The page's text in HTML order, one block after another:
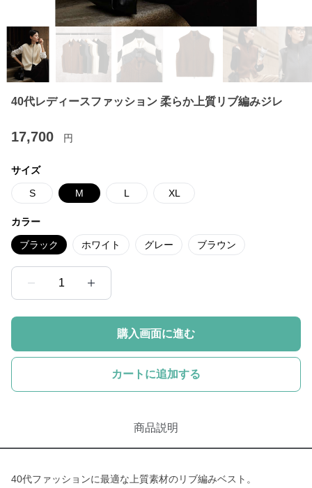
40代レディースファッション 柔らか上質リブ編みジレ
17,700 円
サイズ
S M L XL
カラー
ブラック ホワイト グレー ブラウン
1
購入画面に進む
カートに追加する
商品説明
40代ファッションに最適な上質素材のリブ編みベスト。